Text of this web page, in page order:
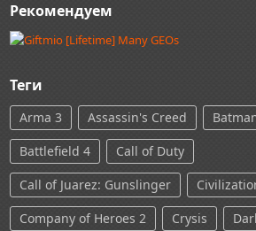
Рекомендуем
Теги
Arma 3 Assassin's Creed
Battlefield 4
Call of Duty
Call of Juarez: Gunslinger
Company of Heroes 2
Crysis